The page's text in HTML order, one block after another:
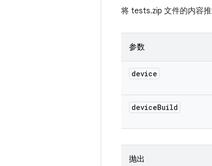
将 tests.zip 文件的内容推
参数
device
deviceBuild
抛出